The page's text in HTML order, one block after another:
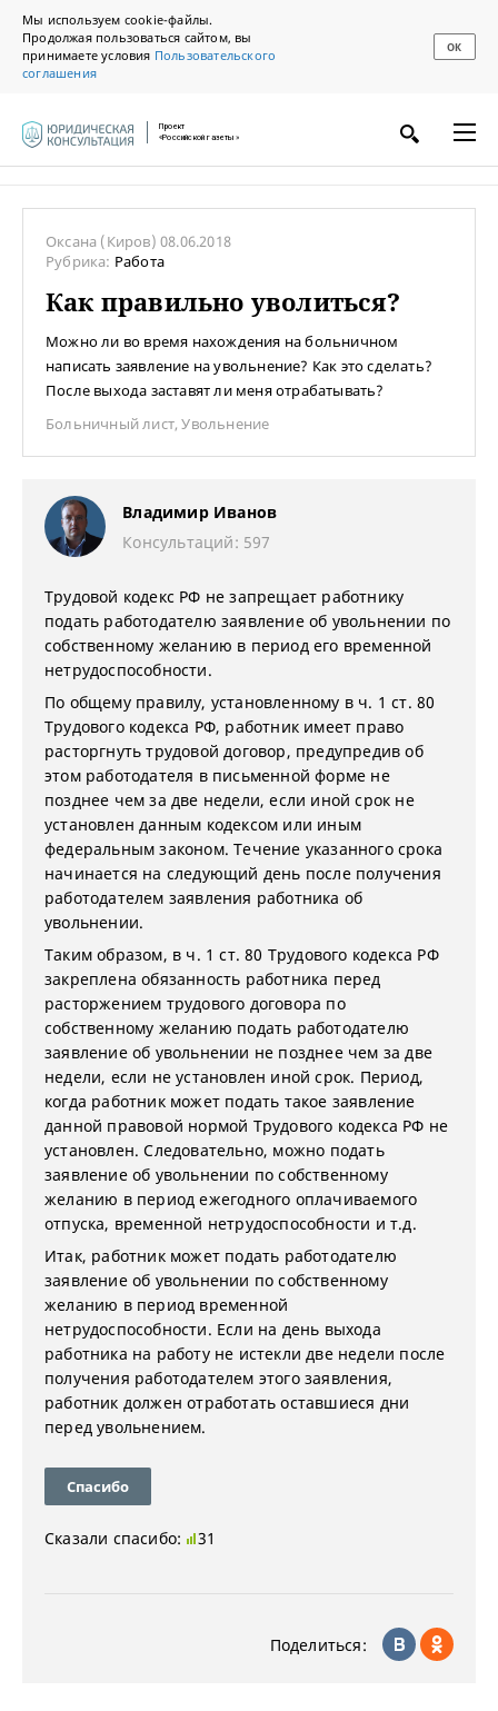
Мы используем cookie-файлы.
Продолжая пользоваться сайтом, вы
принимаете условия Пользовательского
соглашения
ОК
Проект
«Российской газеты»
Оксана (Киров)08.06.2018
Рубрика: Работа
Как правильно уволиться?
Можно ли во время нахождения на больничном
написать заявление на увольнение? Как это сделать?
После выхода заставят ли меня отрабатывать?
Больничный лист,Увольнение
Владимир Иванов
Консультаций: 597
Трудовой кодекс РФ не запрещает работнику
подать работодателю заявление об увольнении по
собственному желанию в период его временной
нетрудоспособности.
По общему правилу, установленному в ч. 1 ст. 80
Трудового кодекса РФ, работник имеет право
расторгнуть трудовой договор, предупредив об
этом работодателя в письменной форме не
позднее чем за две недели, если иной срок не
установлен данным кодексом или иным
федеральным законом. Течение указанного срока
начинается на следующий день после получения
работодателем заявления работника об
увольнении.
Таким образом, в ч. 1 ст. 80 Трудового кодекса РФ
закреплена обязанность работника перед
расторжением трудового договора по
собственному желанию подать работодателю
заявление об увольнении не позднее чем за две
недели, если не установлен иной срок. Период,
когда работник может подать такое заявление
данной правовой нормой Трудового кодекса РФ не
установлен. Следовательно, можно подать
заявление об увольнении по собственному
желанию в период ежегодного оплачиваемого
отпуска, временной нетрудоспособности и т.д.
Итак, работник может подать работодателю
заявление об увольнении по собственному
желанию в период временной
нетрудоспособности. Если на день выхода
работника на работу не истекли две недели после
получения работодателем этого заявления,
работник должен отработать оставшиеся дни
перед увольнением.
Спасибо
Сказали спасибо: 31
Поделиться: